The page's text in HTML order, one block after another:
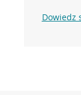
Dowiedz